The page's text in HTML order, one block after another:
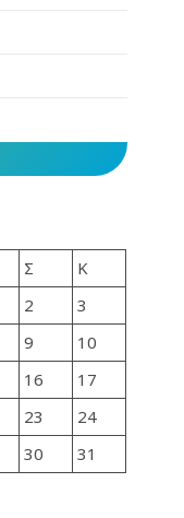
Σ
Κ
2
3
9
10
16
17
23
24
30 31